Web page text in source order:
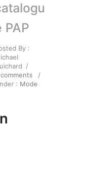
PAP
By :
/
/
: Mode